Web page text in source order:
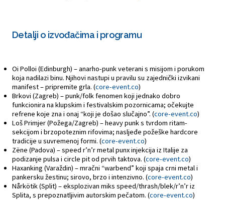
Detalji o izvođačima i programu
Oi Polloi (Edinburgh) – anarho-punk veterani s misijom i porukom
koja nadilazi binu. Njihovi nastupi u pravilu su zajednički izvikani
manifest – pripremite grla. (core-event.co)
Brkovi (Zagreb) – punk/folk fenomen koji jednako dobro
funkcionira na klupskim i festivalskim pozornicama; očekujte
refrene koje zna i onaj “koji je došao slučajno”. (core-event.co)
Loš Primjer (Požega/Zagreb) – heavy punk s tvrdom ritam-
sekcijom i brzopoteznim rifovima; nasljeđe požeške hardcore
tradicije u suvremenoj formi. (core-event.co)
Zëne (Padova) – speed r’n’r metal punx injekcija iz Italije za
podizanje pulsa i circle pit od prvih taktova. (core-event.co)
Haxanking (Varaždin) – mračni “warbend” koji spaja crni metal i
pankersku žestinu; sirovo, brzo i intenzivno. (core-event.co)
Nårkötik (Split) – eksplozivan miks speed/thrash/blek/r’n’r iz
Splita, s prepoznatljivim autorskim pečatom. (core-event.co)